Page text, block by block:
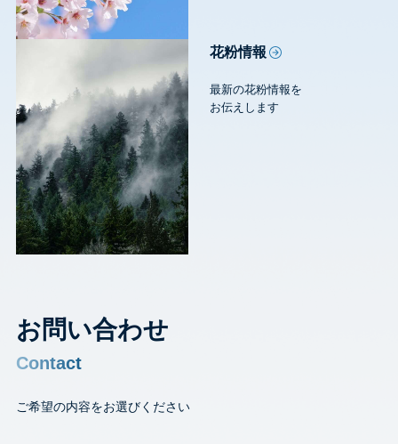
花粉情報
最新の花粉情報を
お伝えします
お問い合わせ
Contact
ご希望の内容をお選びください